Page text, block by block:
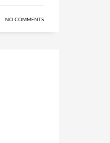
NO COMMENTS